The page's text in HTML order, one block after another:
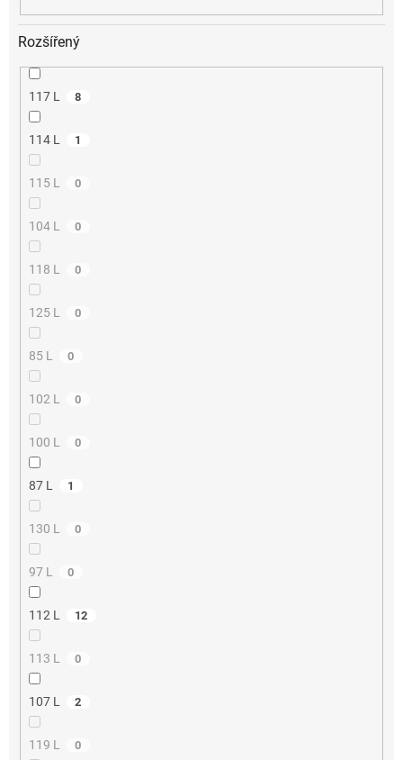
Rozšířený
117 L 8
114 L 1
115 L 0
104 L 0
118 L 0
125 L 0
85 L 0
102 L 0
100 L 0
87 L 1
130 L 0
97 L 0
112 L 12
113 L 0
107 L 2
119 L 0